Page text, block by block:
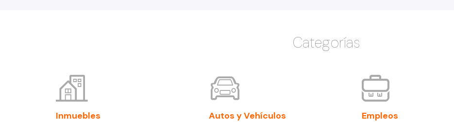
Categorías
Inmuebles Autos y Vehículos Empleos